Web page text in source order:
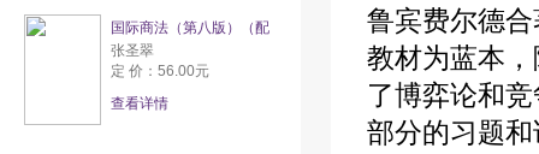
国际商法（第八版）（配
张圣翠
定 价：56.00元
查看详情
鲁宾费尔德
教材为蓝本
了博弈论和
部分的习题